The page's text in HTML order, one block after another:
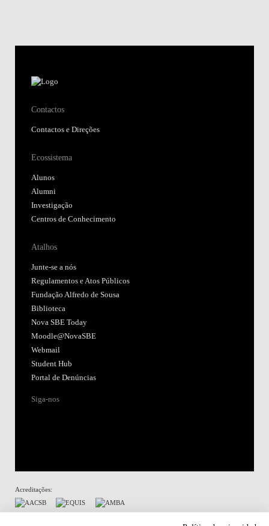
Contactos
Contactos e Direções
Ecossistema
Alunos
Alumni
Investigação
Centros de Conhecimento
Atalhos
Junte-se a nós
Regulamentos e Atos Públicos
Fundação Alfredo de Sousa
Biblioteca
Nova SBE Today
Moodle@NovaSBE
Webmail
Student Hub
Portal de Denúncias
Siga-nos
Acreditações: